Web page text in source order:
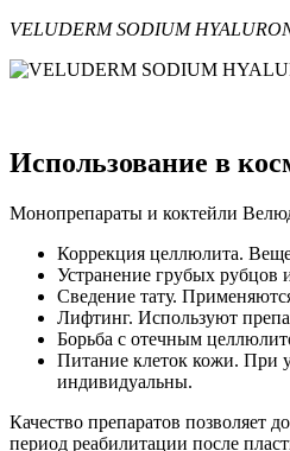
VELUDERM SODIUM
Использование в
Монопрепараты и коктейли
Коррекция целлюлита.
Устранение грубых рубцов
Сведение тату.
Лифтинг. Используют
Борьба с отечным
Питание клеток кожи. При
индивидуальны.
Качество препаратов позволяет
период реабилитации после